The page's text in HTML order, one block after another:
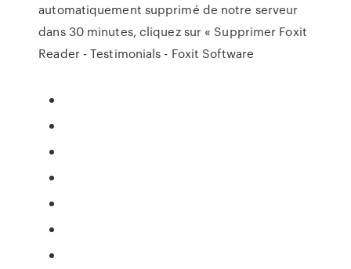
automatiquement supprimé de notre serveur
dans 30 minutes, cliquez sur « Supprimer Foxit
Reader - Testimonials - Foxit Software